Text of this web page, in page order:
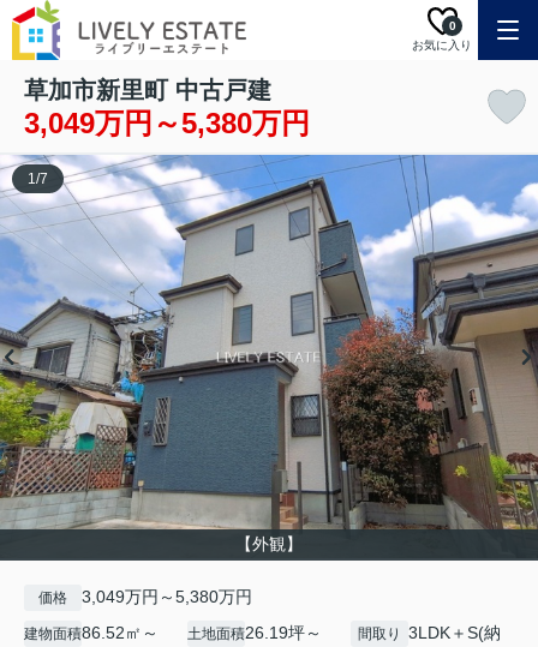
お気に入り
0
草加市新里町 中古戸建
3,049万円～5,380万円
【外観】
1/7
価格 3,049万円～5,380万円
建物面積86.52㎡～
土地面積26.19坪～
間取り
3LDK＋S(納